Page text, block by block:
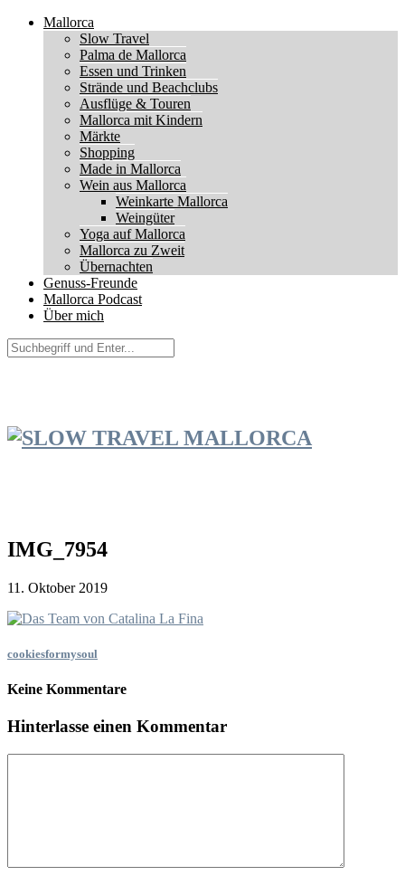
Mallorca
Slow Travel
Palma de Mallorca
Essen und Trinken
Strände und Beachclubs
Ausflüge & Touren
Mallorca mit Kindern
Märkte
Shopping
Made in Mallorca
Wein aus Mallorca
Weinkarte Mallorca
Weingüter
Yoga auf Mallorca
Mallorca zu Zweit
Übernachten
Genuss-Freunde
Mallorca Podcast
Über mich
IMG_7954
11. Oktober 2019
cookiesformysoul
Keine Kommentare
Hinterlasse einen Kommentar